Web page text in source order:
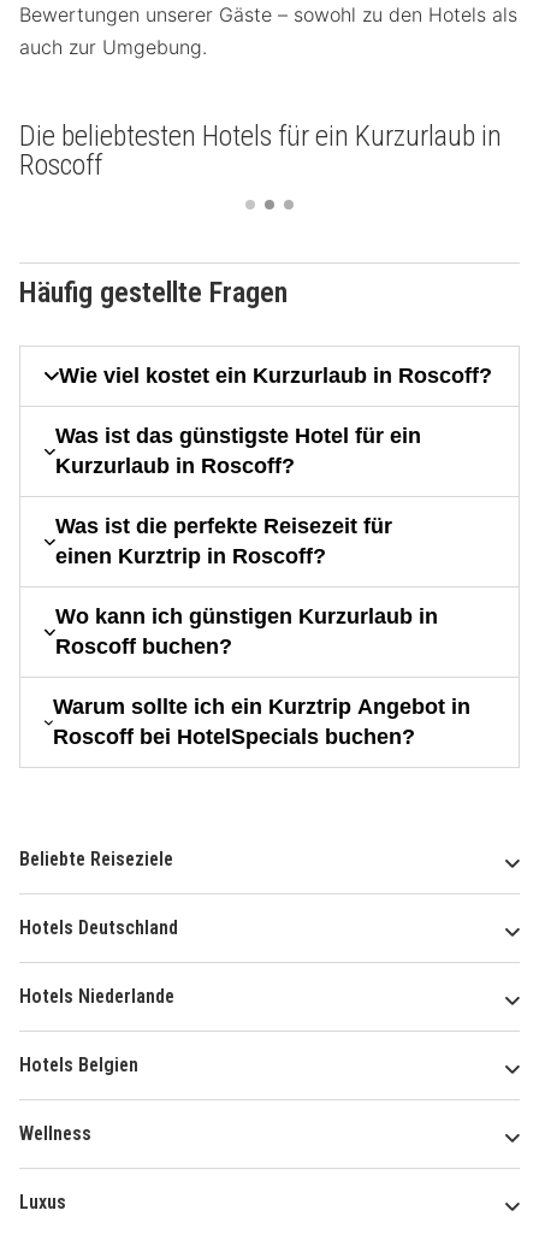
Bewertungen unserer Gäste – sowohl zu den Hotels als
auch zur Umgebung.
Die beliebtesten Hotels für ein Kurzurlaub in
Roscoff
Häufig gestellte Fragen
Wie viel kostet ein Kurzurlaub in Roscoff?
Was ist das günstigste Hotel für ein
Kurzurlaub in Roscoff?
Was ist die perfekte Reisezeit für
einen Kurztrip in Roscoff?
Wo kann ich günstigen Kurzurlaub in
Roscoff buchen?
Warum sollte ich ein Kurztrip Angebot in
Roscoff bei HotelSpecials buchen?
Beliebte Reiseziele
Hotels Deutschland
Hotels Niederlande
Hotels Belgien
Wellness
Luxus